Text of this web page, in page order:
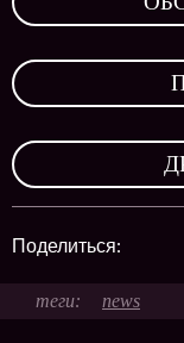
Поделиться:
news